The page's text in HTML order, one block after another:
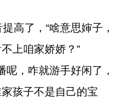
高了，“啥意思婶子，
上咱家娇娇？”
，咋就游手好闲了，
孩子不是自己的宝